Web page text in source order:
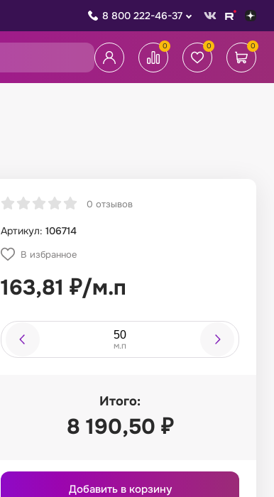
8 800 222-46-37
0 0 0
0 отзывов
Артикул: 106714
В избранное
163,81 ₽/м.п
м.п
Итого:
8 190,50 ₽
Добавить в корзину